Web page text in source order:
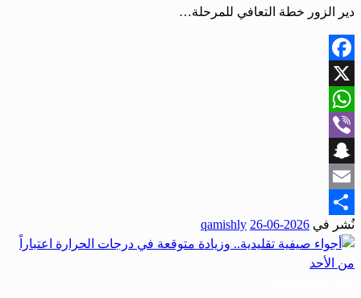
دير الزور خطة التعافي للمرحلة…
Facebook
X
WhatsApp
Viber
Snapchat
Email
Share
نُشر في 2026-06-26
qamishly